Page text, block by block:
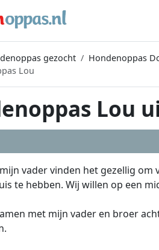
gezocht Hondenoppas
Lou
Lou
vader vinden het gezellig
te hebben. Wij willen op een
met mijn vader en broer